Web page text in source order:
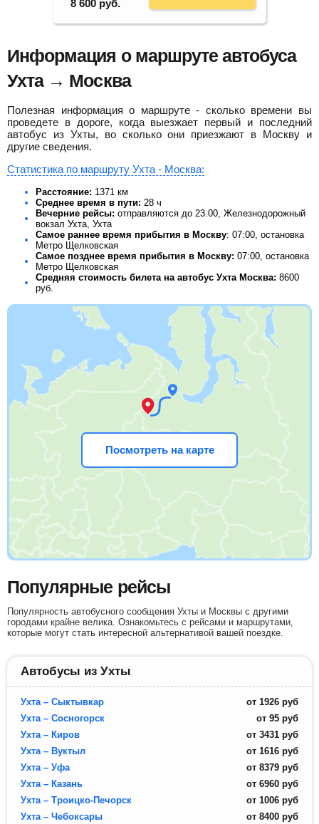
8 600 руб.
Информация о маршруте автобуса
Ухта → Москва
Полезная информация о маршруте - сколько времени вы
проведете в дороге, когда выезжает первый и последний
автобус из Ухты, во сколько они приезжают в Москву и
другие сведения.
Статистика по маршруту Ухта - Москва:
Расстояние: 1371 км
Среднее время в пути: 28 ч
Вечерние рейсы: отправляются до 23.00, Железнодорожный
вокзал Ухта, Ухта
Самое раннее время прибытия в Москву: 07:00, остановка
Метро Щелковская
Самое позднее время прибытия в Москву: 07:00, остановка
Метро Щелковская
Средняя стоимость билета на автобус Ухта Москва: 8600
руб.
Посмотреть на карте
Популярные рейсы
Популярность автобусного сообщения Ухты и Москвы с другими
городами крайне велика. Ознакомьтесь с рейсами и маршрутами,
которые могут стать интересной альтернативой вашей поездке.
Автобусы из Ухты
Ухта – Сыктывкар от 1926 руб
Ухта – Сосногорск
от 95 руб
Ухта – Киров
от 3431 руб
Ухта – Вуктыл
от 1616 руб
Ухта – Уфа
от 8379 руб
Ухта – Казань
от 6960 руб
Ухта – Троицко-Печорск
от 1006 руб
Ухта – Чебоксары
от 8400 руб